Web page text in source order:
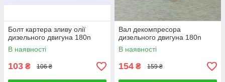
Болт картера зливу олії
дизельного двигуна 180n
В наявності
103 ₴ 106 ₴
Вал декомпресора
дизельного двигуна 180n
В наявності
154 ₴ 159 ₴